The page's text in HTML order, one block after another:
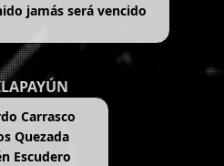
jamás será vencido
Carrasco
Quezada
Escudero